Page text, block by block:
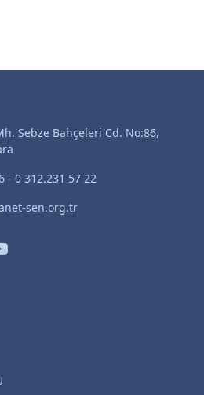
Sebze Bahçeleri Cd. No:86,
- 0 312.231 57 22
sen.org.tr